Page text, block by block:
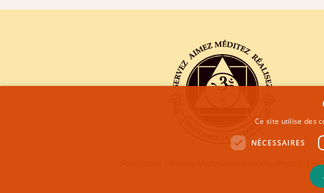
Fondateur : Swami Vishnudevananda, depuis 1957
Ce site utilise des
NÉCESSAIRES